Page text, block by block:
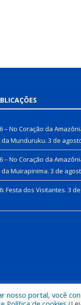
– No Coração da
Munduruku. 3 de
– No Coração da
Muirapinima. 3 de
Festa dos Visitantes. 3
nosso portal, você